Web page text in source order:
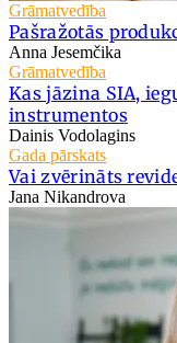
Grāmatvedība
Pašražotās
Anna Jesemčika
Grāmatvedība
Kas jāzina SIA,
instrumentos
Dainis Vodolagins
Gada pārskats
Vai zvērināts
Jana Nikandrova